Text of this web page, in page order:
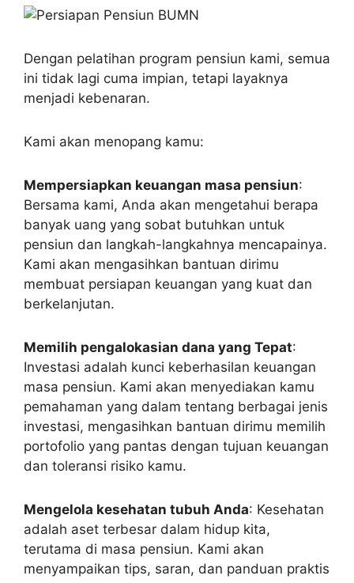
Dengan pelatihan program pensiun kami, semua
ini tidak lagi cuma impian, tetapi layaknya
menjadi kebenaran.
Kami akan menopang kamu:
Mempersiapkan keuangan masa pensiun:
Bersama kami, Anda akan mengetahui berapa
banyak uang yang sobat butuhkan untuk
pensiun dan langkah-langkahnya mencapainya.
Kami akan mengasihkan bantuan dirimu
membuat persiapan keuangan yang kuat dan
berkelanjutan.
Memilih pengalokasian dana yang Tepat:
Investasi adalah kunci keberhasilan keuangan
masa pensiun. Kami akan menyediakan kamu
pemahaman yang dalam tentang berbagai jenis
investasi, mengasihkan bantuan dirimu memilih
portofolio yang pantas dengan tujuan keuangan
dan toleransi risiko kamu.
Mengelola kesehatan tubuh Anda: Kesehatan
adalah aset terbesar dalam hidup kita,
terutama di masa pensiun. Kami akan
menyampaikan tips, saran, dan panduan praktis